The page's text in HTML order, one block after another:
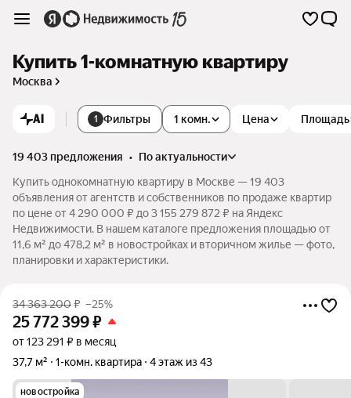
Купить 1-комнатную квартиру
Москва
AI 1 Фильтры 1 комн. Цена Площадь
19 403 предложения •
по актуальности
Купить однокомнатную квартиру в Москве — 19 403
объявления от агентств и собственников по продаже квартир
по цене от 4 290 000 ₽ до 3 155 279 872 ₽ на Яндекс
Недвижимости. В нашем каталоге предложения площадью от
11,6 м² до 478,2 м² в новостройках и вторичном жилье — фото,
планировки и характеристики.
34 363 200₽ –25%
25 772 399₽
от 123 291 ₽ в месяц
37,7 м²
1-комн. квартира 4 этаж из 43
новостройка